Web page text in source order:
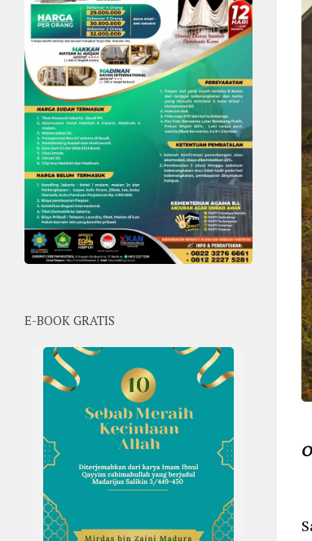
E-BOOK GRATIS